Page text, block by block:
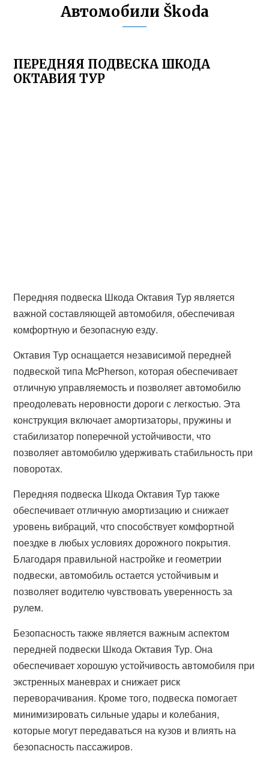
Автомобили Škoda
ПЕРЕДНЯЯ ПОДВЕСКА ШКОДА
ОКТАВИЯ ТУР
Передняя подвеска Шкода Октавия Тур является
важной составляющей автомобиля, обеспечивая
комфортную и безопасную езду.
Октавия Тур оснащается независимой передней
подвеской типа McPherson, которая обеспечивает
отличную управляемость и позволяет автомобилю
преодолевать неровности дороги с легкостью. Эта
конструкция включает амортизаторы, пружины и
стабилизатор поперечной устойчивости, что
позволяет автомобилю удерживать стабильность при
поворотах.
Передняя подвеска Шкода Октавия Тур также
обеспечивает отличную амортизацию и снижает
уровень вибраций, что способствует комфортной
поездке в любых условиях дорожного покрытия.
Благодаря правильной настройке и геометрии
подвески, автомобиль остается устойчивым и
позволяет водителю чувствовать уверенность за
рулем.
Безопасность также является важным аспектом
передней подвески Шкода Октавия Тур. Она
обеспечивает хорошую устойчивость автомобиля при
экстренных маневрах и снижает риск
переворачивания. Кроме того, подвеска помогает
минимизировать сильные удары и колебания,
которые могут передаваться на кузов и влиять на
безопасность пассажиров.